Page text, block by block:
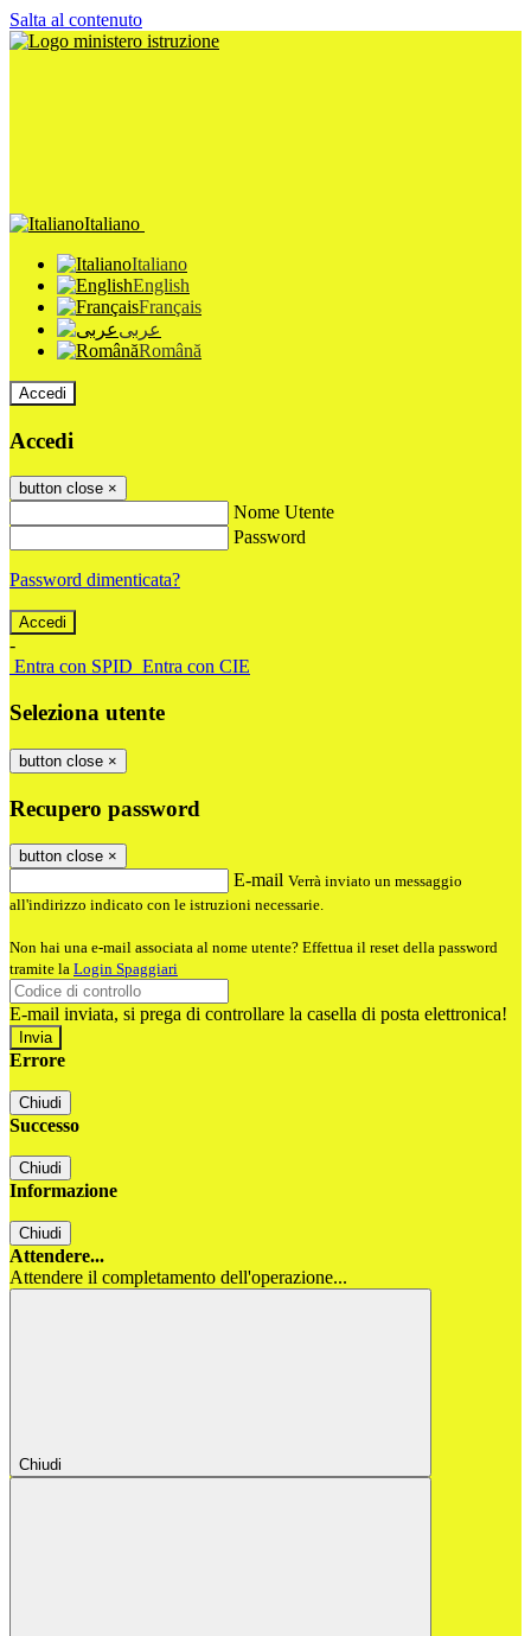
Salta al contenuto
Italiano
Italiano
English
Français
عربى
Română
Accedi
Accedi
button close ×
Nome Utente
Password
Password dimenticata?
-
Entra con SPID Entra con CIE
Seleziona utente
button close ×
Recupero password
button close ×
E-mail Verrà inviato un messaggio
all'indirizzo indicato con le istruzioni necessarie.
Non hai una e-mail associata al nome utente? Effettua il reset della password
tramite la Login Spaggiari
E-mail inviata, si prega di controllare la casella di posta elettronica!
Errore
Chiudi
Successo
Chiudi
Informazione
Chiudi
Attendere...
Attendere il completamento dell'operazione...
Chiudi